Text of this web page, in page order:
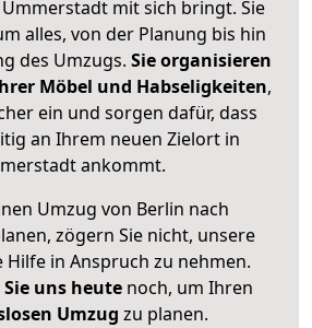
mit sich bringt. Sie
alles, von der Planung bis hin
des Umzugs. Sie organisieren
Möbel und Habseligkeiten,
ein und sorgen dafür, dass
an Ihrem neuen Zielort in
ankommt.
Umzug von Berlin nach
zögern Sie nicht, unsere
in Anspruch zu nehmen.
uns heutenoch, um Ihren
Umzug zu planen.